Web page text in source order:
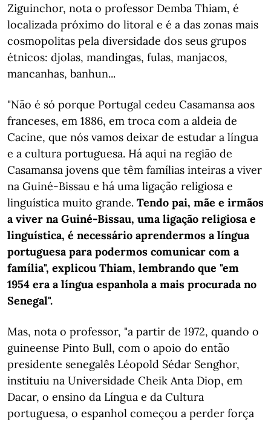
Ziguinchor, nota o professor Demba Thiam, é
localizada próximo do litoral e é a das zonas mais
cosmopolitas pela diversidade dos seus grupos
étnicos: djolas, mandingas, fulas, manjacos,
mancanhas, banhun...
"Não é só porque Portugal cedeu Casamansa aos
franceses, em 1886, em troca com a aldeia de
Cacine, que nós vamos deixar de estudar a língua
e a cultura portuguesa. Há aqui na região de
Casamansa jovens que têm famílias inteiras a viver
na Guiné-Bissau e há uma ligação religiosa e
linguística muito grande. Tendo pai, mãe e irmãos
a viver na Guiné-Bissau, uma ligação religiosa e
linguística, é necessário aprendermos a língua
portuguesa para podermos comunicar com a
família", explicou Thiam, lembrando que "em
1954 era a língua espanhola a mais procurada no
Senegal".
Mas, nota o professor, "a partir de 1972, quando o
guineense Pinto Bull, com o apoio do então
presidente senegalês Léopold Sédar Senghor,
instituiu na Universidade Cheik Anta Diop, em
Dacar, o ensino da Língua e da Cultura
portuguesa, o espanhol começou a perder força